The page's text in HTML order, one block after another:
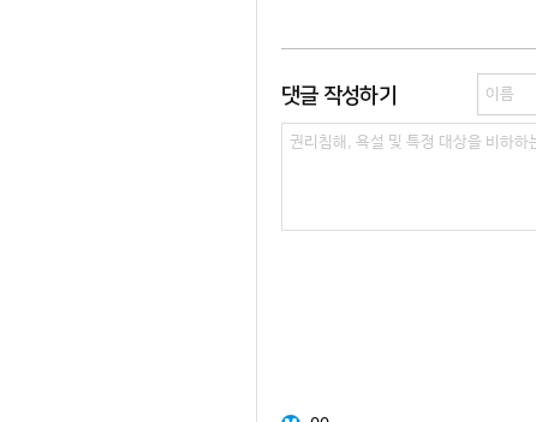
댓글 작성하기